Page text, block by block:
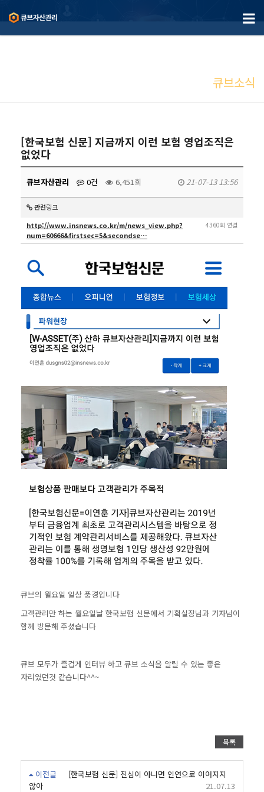
큐브소식
[한국보험 신문] 지금까지 이런 보험 영업조직은
없었다
큐브자산관리 0건 6,451회 21-07-13 13:56
관련링크
http://www.insnews.co.kr/m/news_view.php?
num=60666&firstsec=5&secondse…
4360회 연결
큐브의 월요일 일상 풍경입니다
고객관리만 하는 월요일날 한국보험 신문에서 기획실장님과 기자님이
함께 방문해 주셨습니다
큐브 모두가 즐겁게 인터뷰 하고 큐브 소식을 알릴 수 있는 좋은
자리였던것 같습니다^^~
목록
이전글
[한국보험 신문] 진심이 아니면 인연으로 이어지지
않아
21.07.13